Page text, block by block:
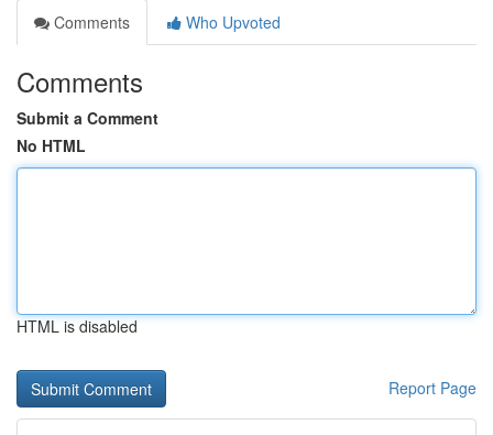
Comments
Who Upvoted
Comments
Submit a Comment
No HTML
HTML is disabled
Report Page